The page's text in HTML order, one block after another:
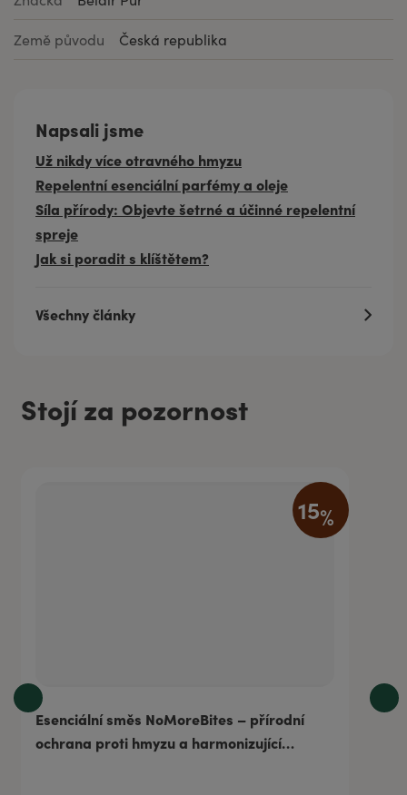
Země původu Česká republika
Napsali jsme
Už nikdy více otravného hmyzu
Repelentní esenciální parfémy a oleje
Síla přírody: Objevte šetrné a účinné repelentní
spreje
Jak si poradit s klíštětem?
Všechny články
Stojí za pozornost
15%
Esenciální směs NoMoreBites – přírodní
ochrana proti hmyzu a harmonizující